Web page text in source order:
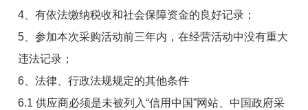
4、有依法缴纳税收和社会保障资金的良好记录；
5、参加本次采购活动前三年内，在经营活动中没有重大
违法记录；
6、法律、行政法规规定的其他条件
6.1 供应商必须是未被列入“信用中国”网站、中国政府采